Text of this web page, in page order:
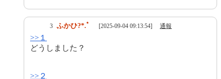
3 ふかひ?*.ﾟ [2025-09-04 09:13:54] 通報
>>１
どうしました？
>>２